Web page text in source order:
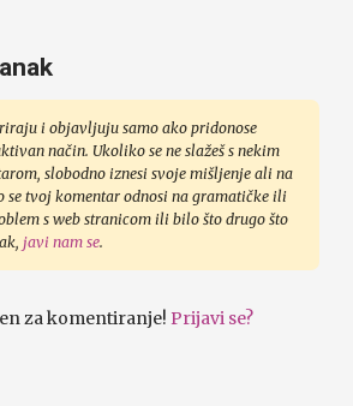
i objavljuju samo ako pridonose
način. Ukoliko se ne slažeš s nekim
slobodno iznesi svoje mišljenje ali na
se tvoj komentar odnosi na gramatičke ili
s web stranicom ili bilo što drugo što
javi nam se.
za komentiranje! Prijavi se?